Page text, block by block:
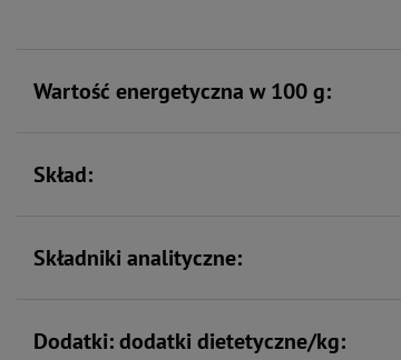
Wartość energetyczna w 100 g:
Skład:
Składniki analityczne:
Dodatki: dodatki dietetyczne/kg: